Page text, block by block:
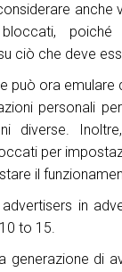
anche
poiché
ciò che deve
può ora emulare
personali
diverse.
per
il
in
to 15.
generazione di